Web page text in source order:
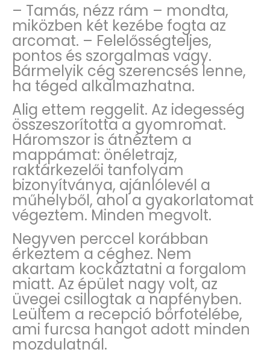
– Tamás, nézz rám – mondta,
miközben két kezébe fogta az
arcomat. – Felelősségteljes,
pontos és szorgalmas vagy.
Bármelyik cég szerencsés lenne,
ha téged alkalmazhatna.
Alig ettem reggelit. Az idegesség
összeszorította a gyomromat.
Háromszor is átnéztem a
mappámat: önéletrajz,
raktárkezelői tanfolyam
bizonyítványa, ajánlólevél a
műhelyből, ahol a gyakorlatomat
végeztem. Minden megvolt.
Negyven perccel korábban
érkeztem a céghez. Nem
akartam kockáztatni a forgalom
miatt. Az épület nagy volt, az
üvegei csillogtak a napfényben.
Leültem a recepció bőrfotelébe,
ami furcsa hangot adott minden
mozdulatnál.